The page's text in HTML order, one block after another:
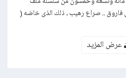
نبيل فاروق .. صراع رهيب ، ذلك الذى خاضه (
عرض المزيد